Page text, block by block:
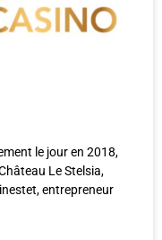
le jour en 2018,
Le Stelsia,
entrepreneur